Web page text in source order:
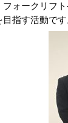
フォークリフ
指す活動です